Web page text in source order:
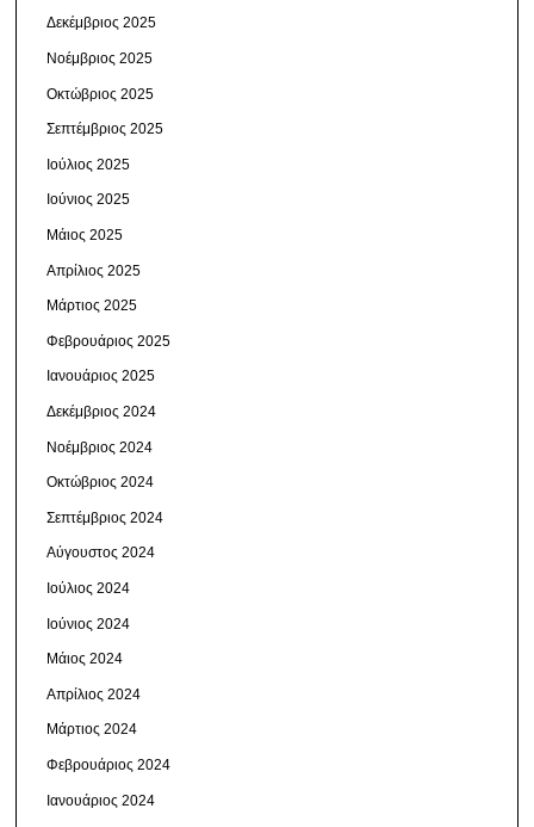
Δεκέμβριος 2025
Νοέμβριος 2025
Οκτώβριος 2025
Σεπτέμβριος 2025
Ιούλιος 2025
Ιούνιος 2025
Μάιος 2025
Απρίλιος 2025
Μάρτιος 2025
Φεβρουάριος 2025
Ιανουάριος 2025
Δεκέμβριος 2024
Νοέμβριος 2024
Οκτώβριος 2024
Σεπτέμβριος 2024
Αύγουστος 2024
Ιούλιος 2024
Ιούνιος 2024
Μάιος 2024
Απρίλιος 2024
Μάρτιος 2024
Φεβρουάριος 2024
Ιανουάριος 2024